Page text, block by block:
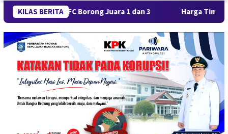
KILAS BERITA
FC Borong Juara 1 dan 3 Harga Timah Turun,